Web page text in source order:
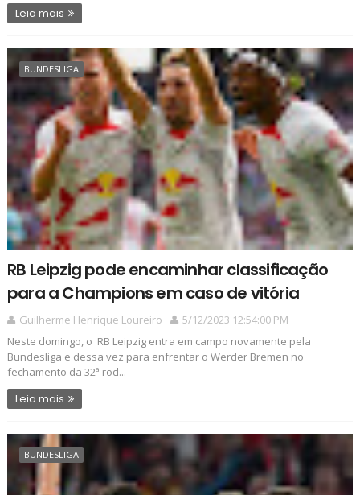
Leia mais
BUNDESLIGA
RB Leipzig pode encaminhar classificação
para a Champions em caso de vitória
Guilherme Henrique Loureiro
5/12/2023 12:54:00 PM
Neste domingo, o RB Leipzig entra em campo novamente pela
Bundesliga e dessa vez para enfrentar o Werder Bremen no
fechamento da 32ª rod...
Leia mais
BUNDESLIGA